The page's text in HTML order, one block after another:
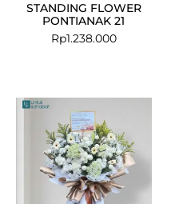
STANDING FLOWER
PONTIANAK 21
Rp1.238.000